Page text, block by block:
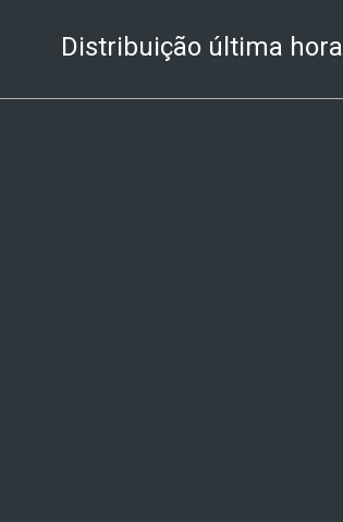
Distribuição última hora